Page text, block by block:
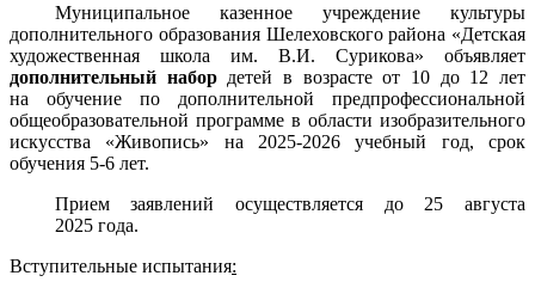
Муниципальное казенное учреждение культуры
дополнительного образования Шелеховского района «Детская
художественная школа им. В.И. Сурикова» объявляет
дополнительный набордетей в возрасте от 10 до 12 лет
на обучение по дополнительной предпрофессиональной
общеобразовательной программе в области изобразительного
искусства «Живопись» на 2025-2026 учебный год, срок
обучения 5-6 лет.
Прием заявлений осуществляется до 25 августа
2025 года.
Вступительные испытания: